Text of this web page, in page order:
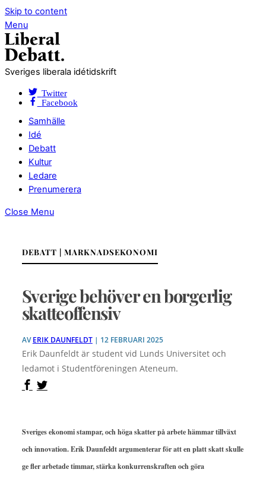
Skip to content
Menu
Sveriges liberala idétidskrift
Twitter
Facebook
Samhälle
Idé
Debatt
Kultur
Ledare
Prenumerera
Close Menu
DEBATT | MARKNADSEKONOMI
Sverige behöver en borgerlig
skatteoffensiv
AVERIK DAUNFELDT| 12 FEBRUARI 2025
Erik Daunfeldt är student vid Lunds Universitet och
ledamot i Studentföreningen Ateneum.
Sveriges ekonomi stampar, och höga skatter på arbete hämmar tillväxt
och innovation. Erik Daunfeldt argumenterar för att en platt skatt skulle
ge fler arbetade timmar, stärka konkurrenskraften och göra